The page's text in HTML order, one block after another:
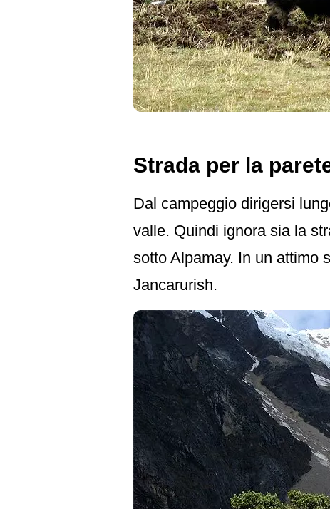
Strada per la
Dal campeggio dirigersi
valle. Quindi ignora sia la
sotto Alpamay. In un attimo
Jancarurish.